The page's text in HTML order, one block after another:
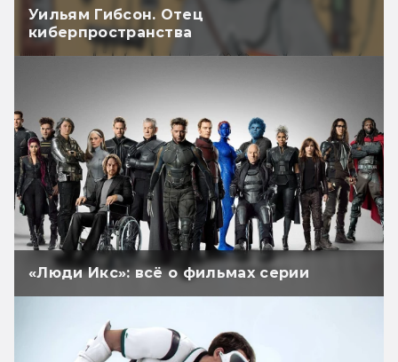
Уильям Гибсон. Отец
киберпространства
«Люди Икс»: всё о фильмах серии